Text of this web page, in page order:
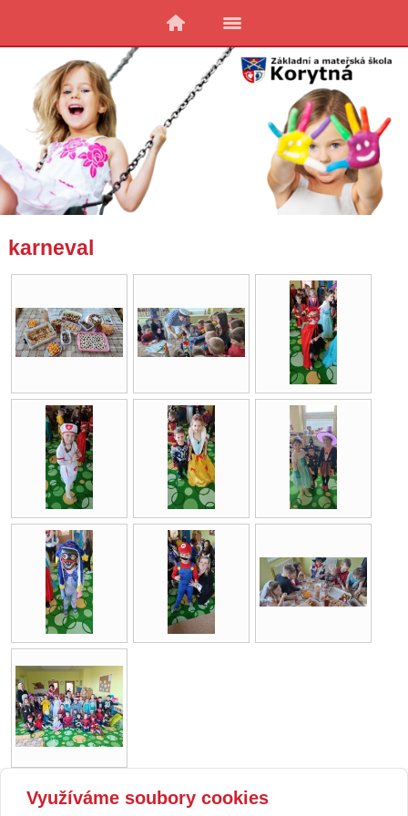
karneval
zpět
Využíváme soubory cookies